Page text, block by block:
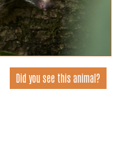
Did you see this animal?